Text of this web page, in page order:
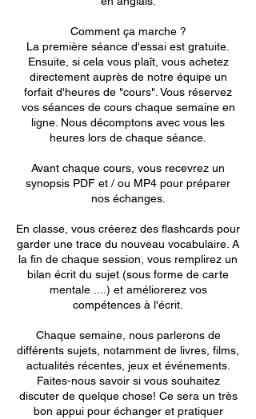
Comment ça marche ?
La première séance d'essai est gratuite.
Ensuite, si cela vous plaît, vous achetez
directement auprès de notre équipe un
forfait d'heures de "cours". Vous réservez
vos séances de cours chaque semaine en
ligne. Nous décomptons avec vous les
heures lors de chaque séance.
Avant chaque cours, vous recevrez un
synopsis PDF et / ou MP4 pour préparer
nos échanges.
En classe, vous créerez des flashcards pour
garder une trace du nouveau vocabulaire. A
la fin de chaque session, vous remplirez un
bilan écrit du sujet (sous forme de carte
mentale ....) et améliorerez vos
compétences à l'écrit.
Chaque semaine, nous parlerons de
différents sujets, notamment de livres, films,
actualités récentes, jeux et événements.
Faites-nous savoir si vous souhaitez
discuter de quelque chose! Ce sera un très
bon appui pour échanger et pratiquer